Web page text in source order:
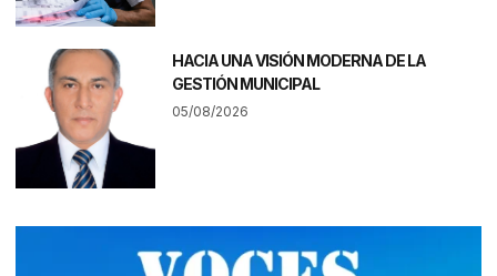
HACIA UNA VISIÓN MODERNA DE LA
GESTIÓN MUNICIPAL
05/08/2026